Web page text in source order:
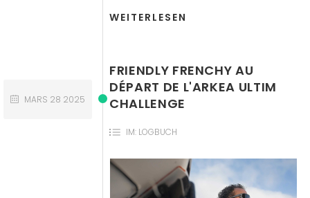
WEITERLESEN
FRIENDLY FRENCHY AU
DÉPART DE L'ARKEA ULTIM
CHALLENGE
IM: LOGBUCH
MARS 28 2025